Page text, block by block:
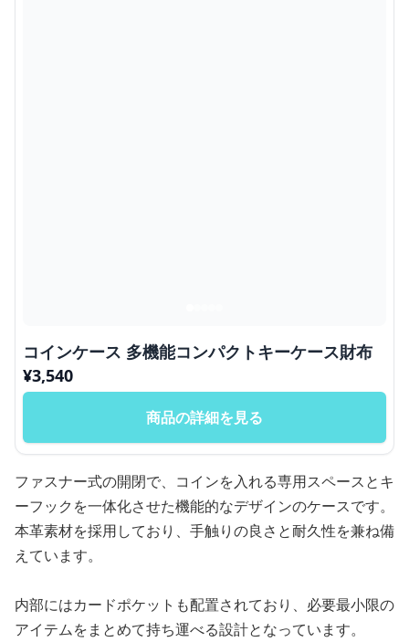
コインケース 多機能コンパクトキーケース財布
¥3,540
商品の詳細を見る
ファスナー式の開閉で、コインを入れる専用スペースとキ
ーフックを一体化させた機能的なデザインのケースです。
本革素材を採用しており、手触りの良さと耐久性を兼ね備
えています。
内部にはカードポケットも配置されており、必要最小限の
アイテムをまとめて持ち運べる設計となっています。